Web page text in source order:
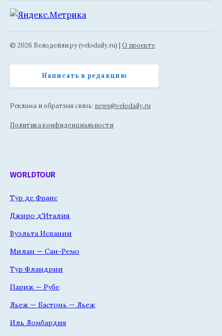
© 2026 Велодейли.ру (velodaily.ru) | О проекте
Написать в редакцию
Реклама и обратная связь: news@velodaily.ru
Политика конфиденциальности
WORLDTOUR
Тур де Франс
Джиро д'Италия
Вуэльта Испании
Милан — Сан-Ремо
Тур Фландрии
Париж — Рубе
Льеж — Бастонь — Льеж
Иль Ломбардия